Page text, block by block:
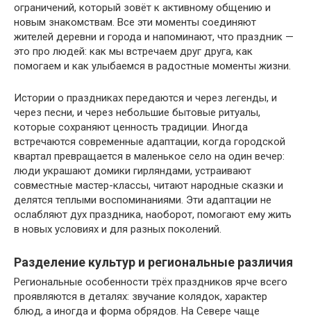
ограничений, который зовёт к активному общению и
новым знакомствам. Все эти моменты соединяют
жителей деревни и города и напоминают, что праздник —
это про людей: как мы встречаем друг друга, как
помогаем и как улыбаемся в радостные моменты жизни.
Истории о праздниках передаются и через легенды, и
через песни, и через небольшие бытовые ритуалы,
которые сохраняют ценность традиции. Иногда
встречаются современные адаптации, когда городской
квартал превращается в маленькое село на один вечер:
люди украшают домики гирляндами, устраивают
совместные мастер-классы, читают народные сказки и
делятся теплыми воспоминаниями. Эти адаптации не
ослабляют дух праздника, наоборот, помогают ему жить
в новых условиях и для разных поколений.
Разделение культур и региональные различия
Региональные особенности трёх праздников ярче всего
проявляются в деталях: звучание колядок, характер
блюд, а иногда и форма обрядов. На Севере чаще